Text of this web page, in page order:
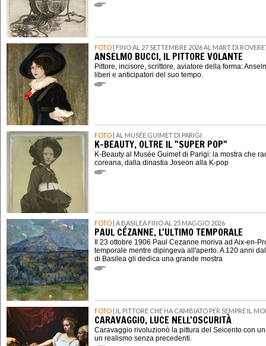
FOTO | FINO AL 27 SETTEMBRE 2026 AL MART DI
ANSELMO BUCCI, IL PITTORE VOLANTE
Pittore, incisore, scrittore, aviatore della forma:
liberi e anticipatori del suo tempo.
FOTO | AL MUSÉE GUIMET DI PARIGI
K-BEAUTY, OLTRE IL "SUPER POP"
K-Beauty al Musée Guimet di Parigi: la mostra che
coreana, dalla dinastia Joseon alla K-pop
FOTO | A BASILEA FINO AL 25 MAGGIO 2026
PAUL CÉZANNE, L'ULTIMO TEMPORALE
Il 23 ottobre 1906 Paul Cezanne moriva ad Aix-en-
temporale mentre dipingeva all'aperto. A 120 anni
di Basilea gli dedica una grande mostra
FOTO | IL PITTORE CHE HA CAMBIATO PER SEMPRE IL
CARAVAGGIO, LUCE NELL'OSCURITÀ
Caravaggio rivoluzionò la pittura del Seicento con
un realismo senza precedenti.